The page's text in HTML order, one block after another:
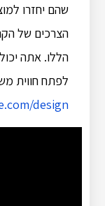
הצרכים של
הללו. אתה
לפתח חווית
design